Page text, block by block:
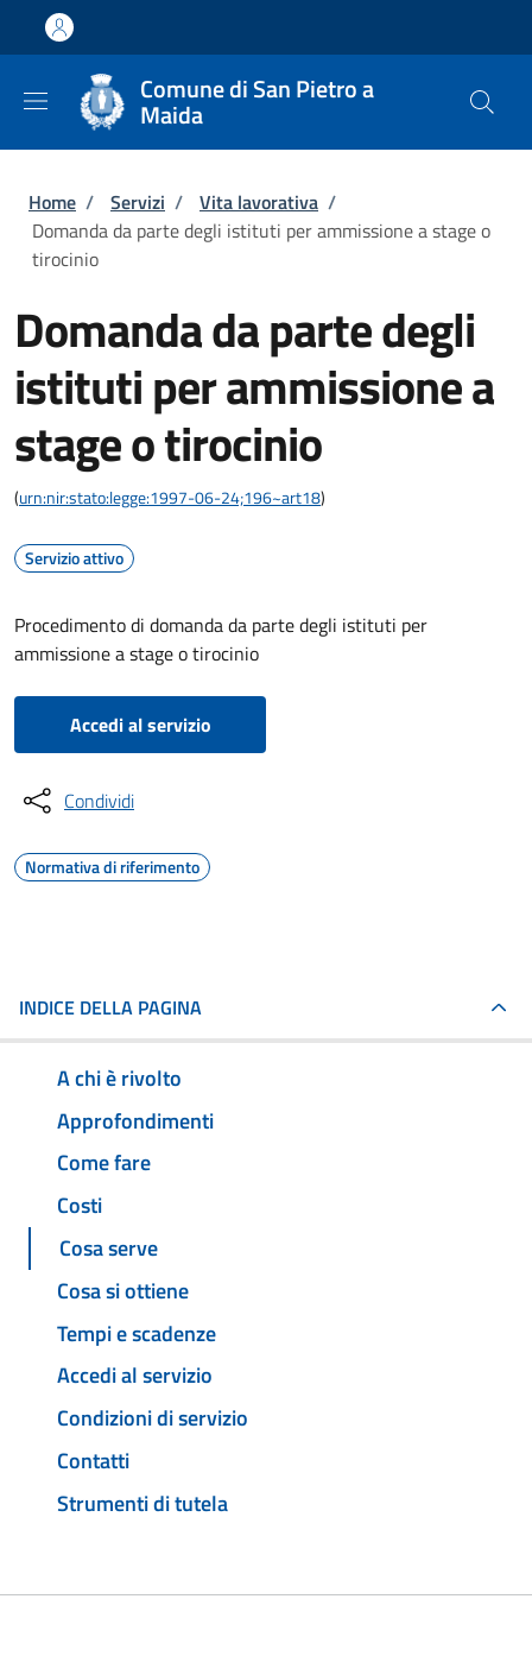
Salta al contenuto principale
Skip to footer content
Comune di San Pietro a
Maida
Briciole di pane
Home / Servizi / Vita lavorativa /
Domanda da parte degli istituti per ammissione a stage o
tirocinio
Domanda da parte degli
istituti per ammissione a
stage o tirocinio
(urn:nir:stato:legge:1997-06-24;196~art18)
Servizio attivo
Procedimento di domanda da parte degli istituti per
ammissione a stage o tirocinio
Accedi al servizio
Condividi
Normativa di riferimento
INDICE DELLA PAGINA
A chi è rivolto
Approfondimenti
Come fare
Costi
Cosa serve
Cosa si ottiene
Tempi e scadenze
Accedi al servizio
Condizioni di servizio
Contatti
Strumenti di tutela